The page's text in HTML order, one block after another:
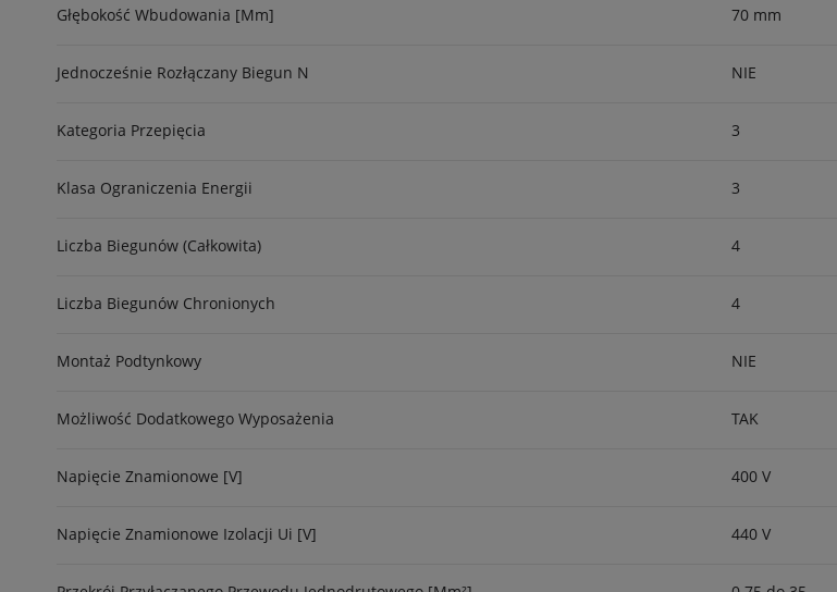
Głębokość Wbudowania [mm] 70 mm
Jednocześnie Rozłączany Biegun N NIE
Kategoria Przepięcia 3
Klasa Ograniczenia Energii 3
Liczba Biegunów (całkowita) 4
Liczba Biegunów Chronionych 4
Montaż Podtynkowy NIE
Możliwość Dodatkowego Wyposażenia TAK
Napięcie Znamionowe [V] 400 V
Napięcie Znamionowe Izolacji Ui [V] 440 V